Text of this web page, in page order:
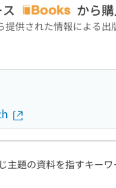
から
提供された情報による
主題の資料を指すキーワ